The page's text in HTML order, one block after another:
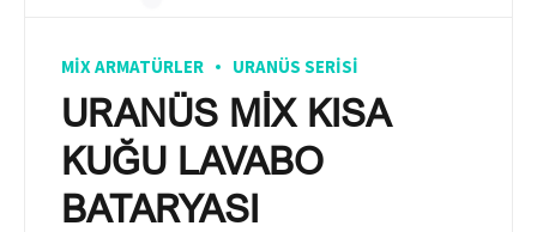
MIX ARMATÜRLER URANÜS SERISI
URANÜS MİX KISA
KUĞU LAVABO
BATARYASI